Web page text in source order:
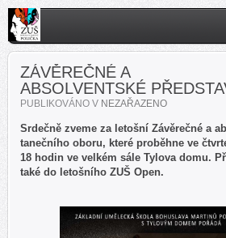
ZÁVĚREČNÉ A
ABSOLVENTSKÉ
PUBLIKOVÁNO V NEZAŘAZENO
Srdečně zveme za letošní Závěrečné a
tanečního oboru, které proběhne ve
18 hodin ve velkém sále Tylova domu.
také do letošního ZUŠ Open.